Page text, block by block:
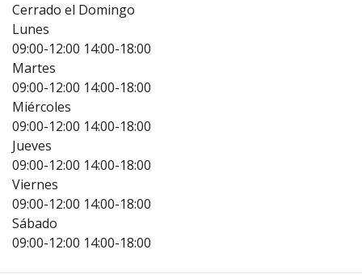
Cerrado el Domingo
Lunes
09:00-12:00 14:00-18:00
Martes
09:00-12:00 14:00-18:00
Miércoles
09:00-12:00 14:00-18:00
Jueves
09:00-12:00 14:00-18:00
Viernes
09:00-12:00 14:00-18:00
Sábado
09:00-12:00 14:00-18:00